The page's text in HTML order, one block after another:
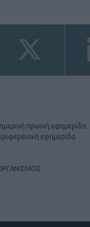
πρωινή εφημερίδα
εφημερίδα